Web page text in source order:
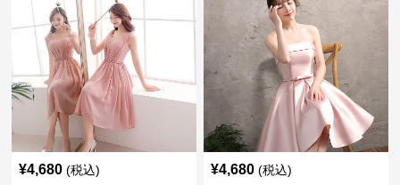
¥4,680 (税込) ¥4,680 (税込)